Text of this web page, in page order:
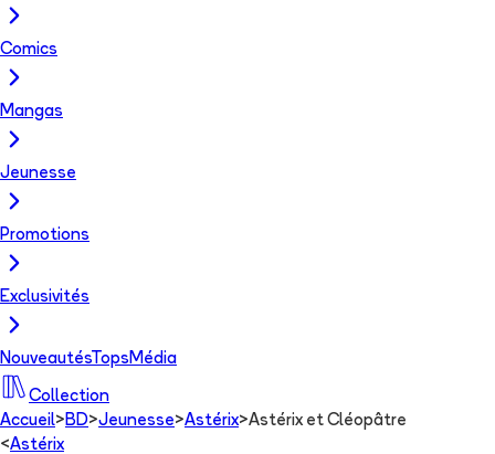
Comics
Mangas
Jeunesse
Promotions
Exclusivités
NouveautésTops Média
Collection
Accueil> BD>Jeunesse>Astérix>Astérix et Cléopâtre
<Astérix